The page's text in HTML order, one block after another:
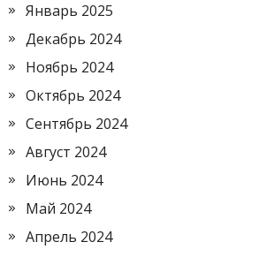
Январь 2025
Декабрь 2024
Ноябрь 2024
Октябрь 2024
Сентябрь 2024
Август 2024
Июнь 2024
Май 2024
Апрель 2024